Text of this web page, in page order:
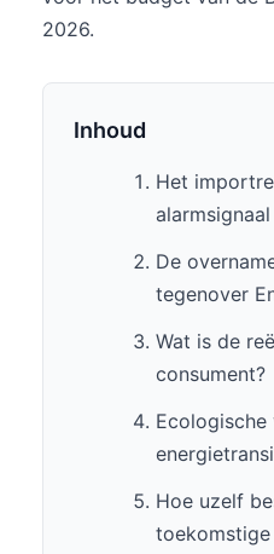
2026.
Inhoud
Het
alarmsignaal
De
tegenover
Wat is de
consument?
Hoe uzelf